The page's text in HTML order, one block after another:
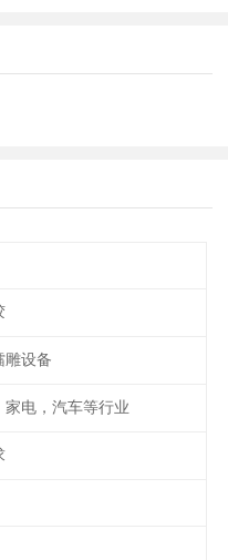
雕设备
家电，汽车等行业